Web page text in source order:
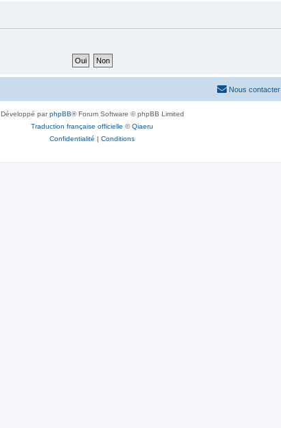
Nous contacter
Développé parphpBB® Forum Software © phpBB Limited
Traduction française officielle ©Qiaeru
Confidentialité | Conditions